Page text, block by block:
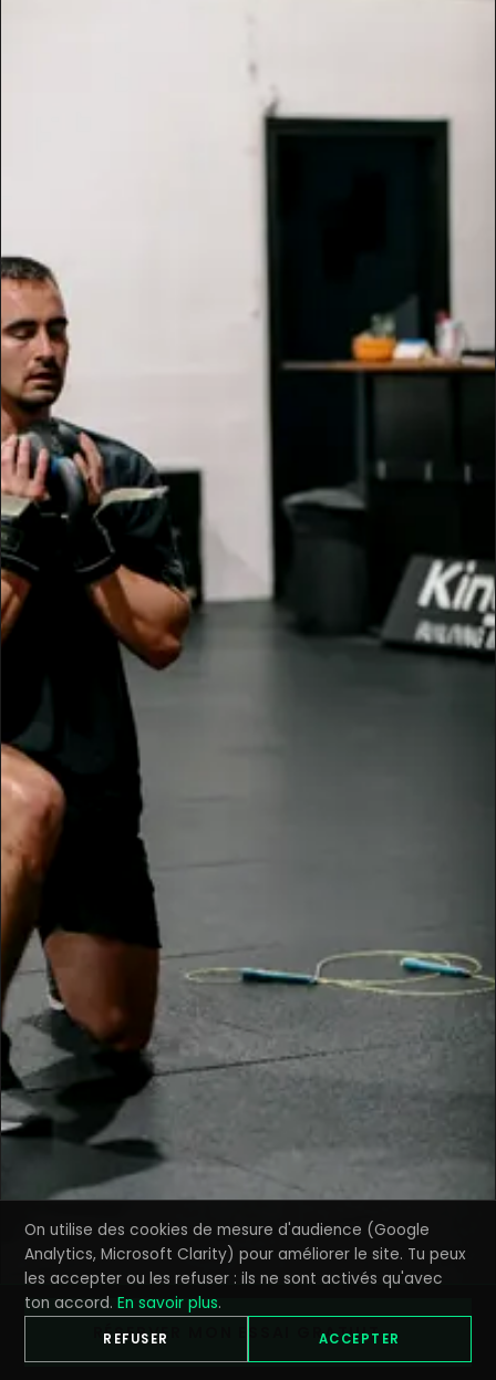
RÉSERVER MON ESSAI GRATUIT →
On utilise des cookies de mesure d'audience (Google
Analytics, Microsoft Clarity) pour améliorer le site. Tu peux
les accepter ou les refuser : ils ne sont activés qu'avec
ton accord.En savoir plus.
REFUSER ACCEPTER